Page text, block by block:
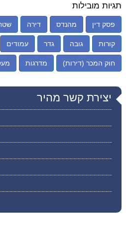
תגיות מובילות
פסק דין מהנדס דירה
קורות גובה גדר עמודים
חוק המכר (דירות) מדרגות
יצירת קשר מהיר